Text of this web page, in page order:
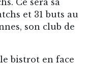
du Druide qu’il